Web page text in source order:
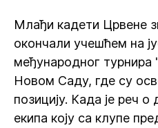
Млађи кадети Црвене
окончали учешћем на
међународног
Новом Саду, где су
позицију. Када је реч
екипа коју са клупе